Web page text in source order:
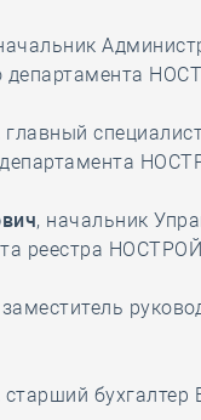
департамента
главный
, начальник
реестра
заместитель
старший